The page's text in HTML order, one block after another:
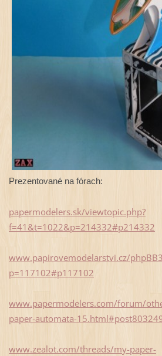
Prezentované na fórach:
papermodelers.sk/viewtopic.php?
f=41&t=1022&p=214332#p214332
www.papirovemodelarstvi.cz/
p=117102#p117102
www.papermodelers.com/forum/
paper-automata-
www.zealot.com/threads/my-paper-